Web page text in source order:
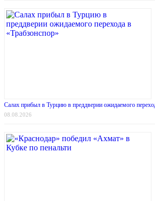
Салах прибыл в Турцию в преддверии ожидаемого
08.08.2026